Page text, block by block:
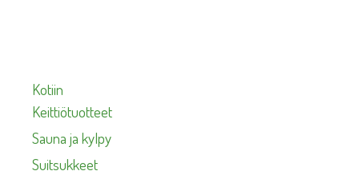
Kotiin
Keittiötuotteet
Sauna ja kylpy
Suitsukkeet